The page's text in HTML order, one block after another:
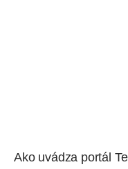
Ako uvádza portál